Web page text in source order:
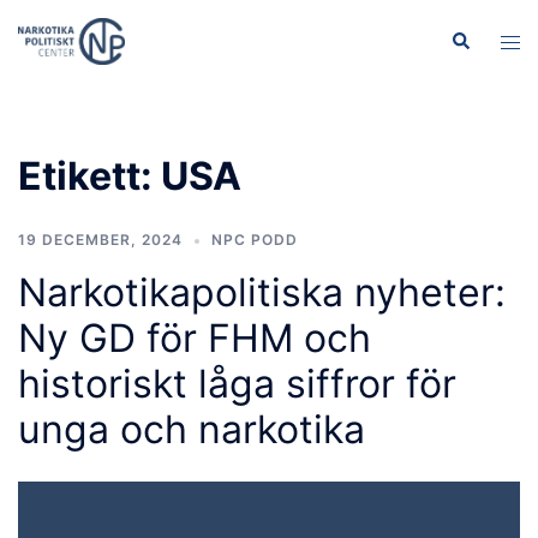
Sök
Slå
Etikett: USA
19 DECEMBER, 2024 NPC PODD
Narkotikapolitiska nyheter:
Ny GD för FHM och
historiskt låga siffror för
unga och narkotika